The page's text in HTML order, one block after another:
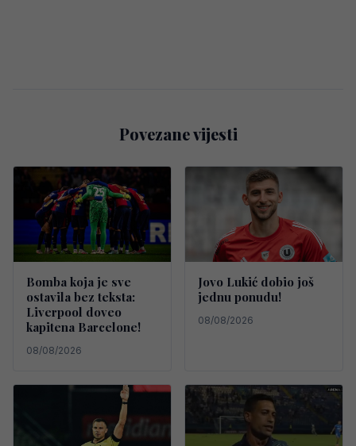
Povezane vijesti
Bomba koja je sve
ostavila bez teksta:
Liverpool doveo
kapitena Barcelone!
08/08/2026
Jovo Lukić dobio još
jednu ponudu!
08/08/2026